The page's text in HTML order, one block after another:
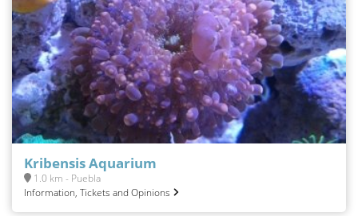
Kribensis Aquarium
1.0 km - Puebla
Information, Tickets and Opinions